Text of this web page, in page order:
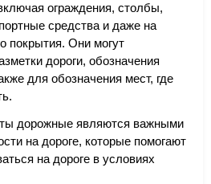
ограждения, столбы,
средства и даже на
покрытия. Они могут
дороги, обозначения
для обозначения мест, где
дорожные являются важными
на дороге, которые помогают
на дороге в условиях